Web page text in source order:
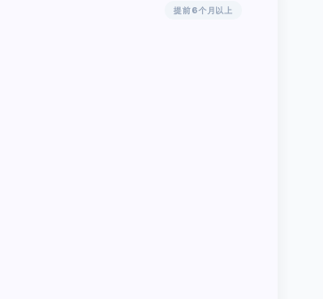
提前6个月以上